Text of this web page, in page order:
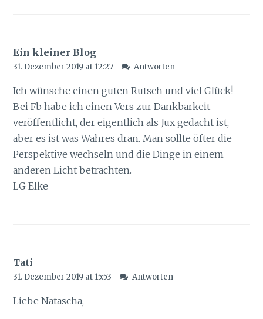
Ein kleiner Blog
31. Dezember 2019 at 12:27 Antworten
Ich wünsche einen guten Rutsch und viel Glück!
Bei Fb habe ich einen Vers zur Dankbarkeit
veröffentlicht, der eigentlich als Jux gedacht ist,
aber es ist was Wahres dran. Man sollte öfter die
Perspektive wechseln und die Dinge in einem
anderen Licht betrachten.
LG Elke
Tati
31. Dezember 2019 at 15:53 Antworten
Liebe Natascha,